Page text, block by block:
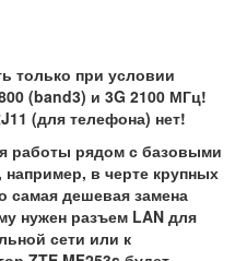
только при условии
(band3) и 3G 2100 МГц!
(для телефона) нет!
работы рядом с базовыми
в черте крупных
самая дешевая замена
нужен разъем LAN для
сети или к